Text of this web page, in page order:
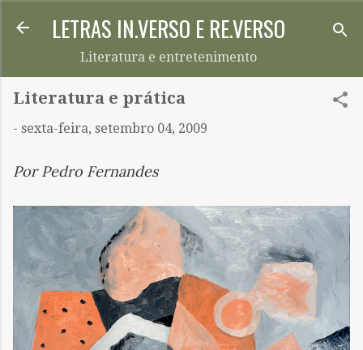
Pular para o conteúdo principal
LETRAS IN.VERSO E RE.VERSO
Literatura e entretenimento
Literatura e prática
- sexta-feira, setembro 04, 2009
Por Pedro Fernandes